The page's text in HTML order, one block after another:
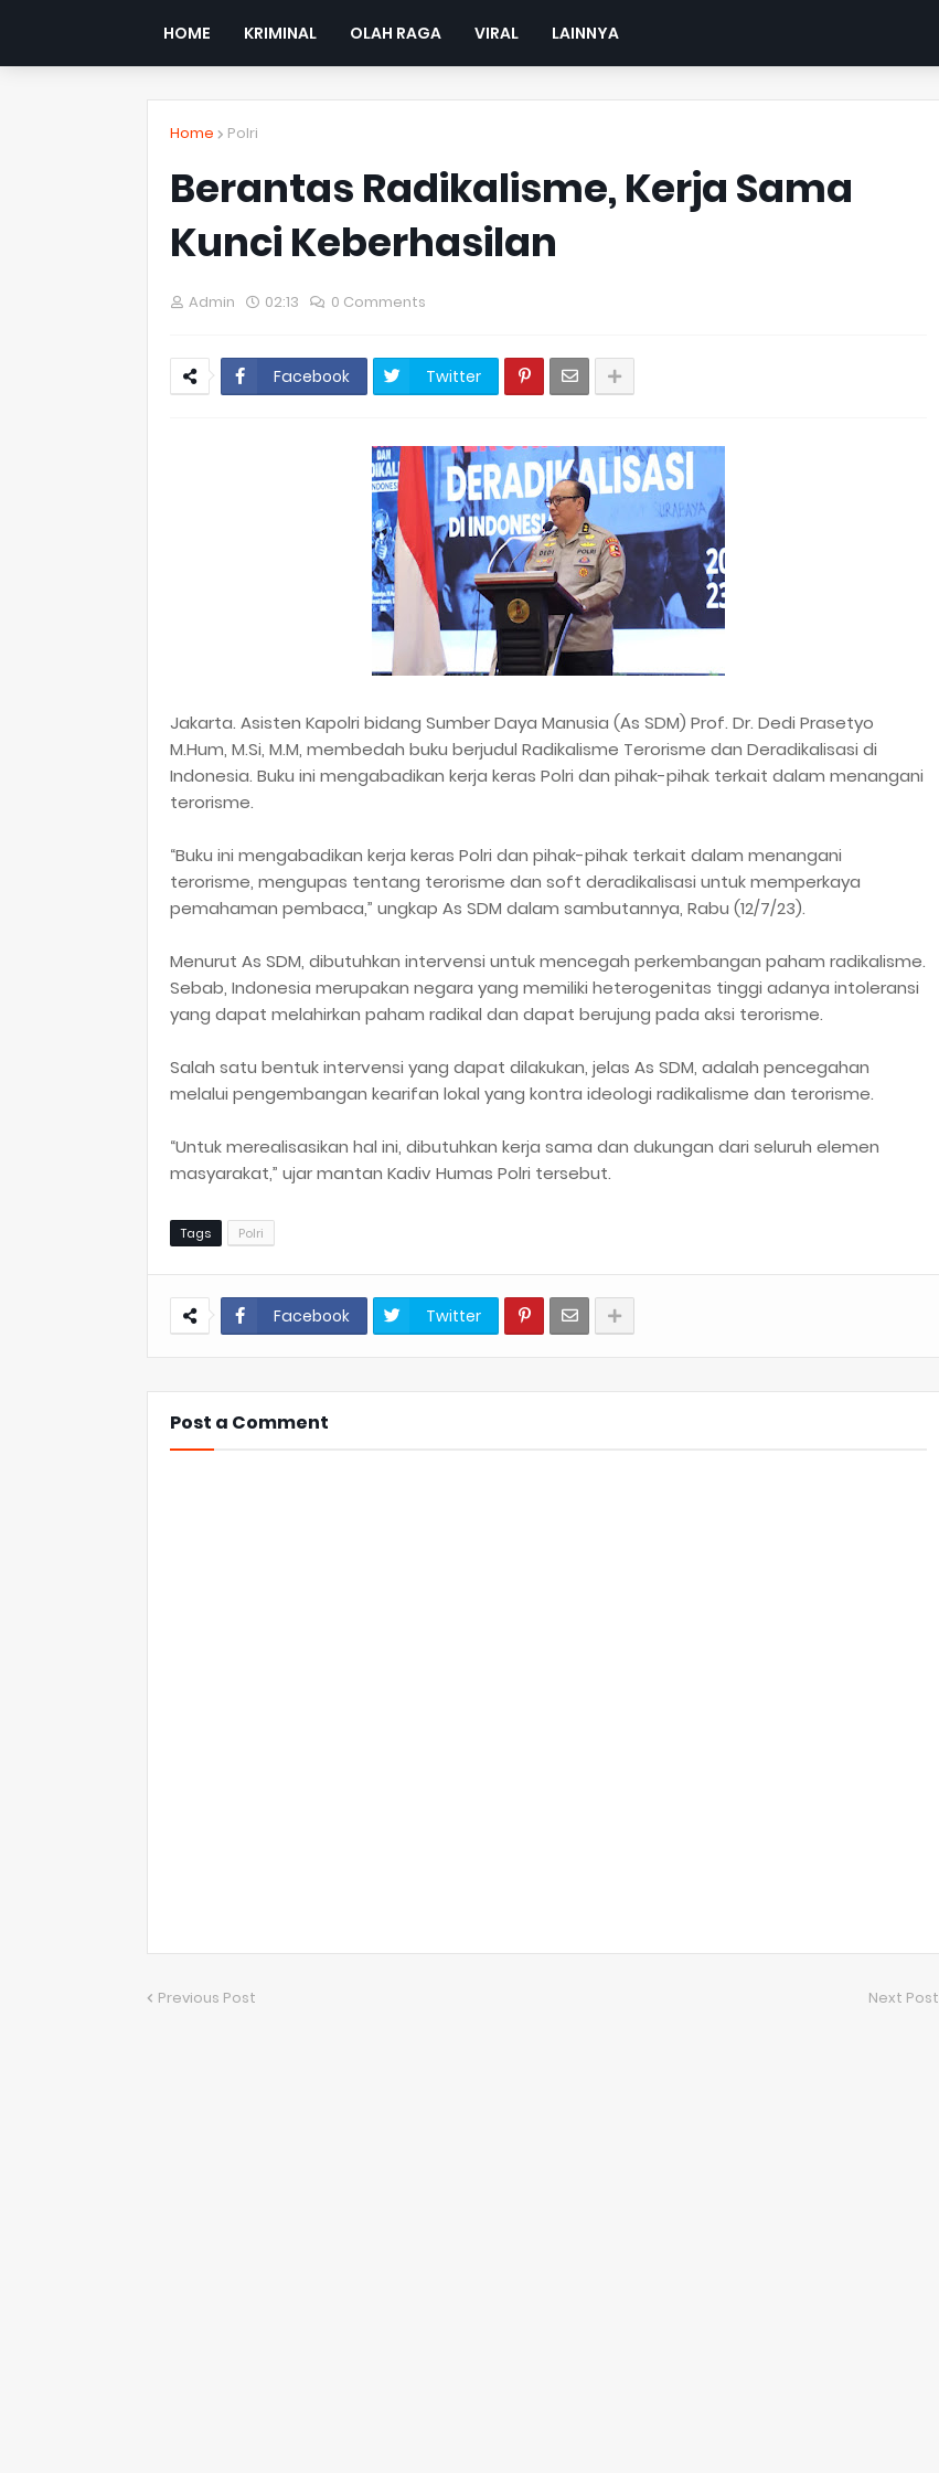
HOME KRIMINAL OLAH RAGA VIRAL LAINNYA
Home Polri
Berantas Radikalisme, Kerja Sama
Kunci Keberhasilan
Admin 02:13 0 Comments
Facebook Twitter
Jakarta. Asisten Kapolri bidang Sumber Daya Manusia (As SDM) Prof. Dr. Dedi Prasetyo
M.Hum, M.Si, M.M, membedah buku berjudul Radikalisme Terorisme dan Deradikalisasi di
Indonesia. Buku ini mengabadikan kerja keras Polri dan pihak-pihak terkait dalam menangani
terorisme.
“Buku ini mengabadikan kerja keras Polri dan pihak-pihak terkait dalam menangani
terorisme, mengupas tentang terorisme dan soft deradikalisasi untuk memperkaya
pemahaman pembaca,” ungkap As SDM dalam sambutannya, Rabu (12/7/23).
Menurut As SDM, dibutuhkan intervensi untuk mencegah perkembangan paham radikalisme.
Sebab, Indonesia merupakan negara yang memiliki heterogenitas tinggi adanya intoleransi
yang dapat melahirkan paham radikal dan dapat berujung pada aksi terorisme.
Salah satu bentuk intervensi yang dapat dilakukan, jelas As SDM, adalah pencegahan
melalui pengembangan kearifan lokal yang kontra ideologi radikalisme dan terorisme.
“Untuk merealisasikan hal ini, dibutuhkan kerja sama dan dukungan dari seluruh elemen
masyarakat,” ujar mantan Kadiv Humas Polri tersebut.
Tags Polri
Facebook Twitter
Post a Comment
Previous Post Next Post